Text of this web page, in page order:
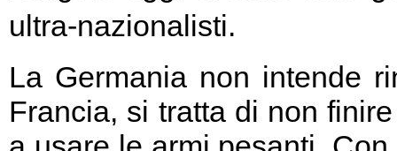
ultra-nazionalisti.
La Germania non intende
Francia, si tratta di non